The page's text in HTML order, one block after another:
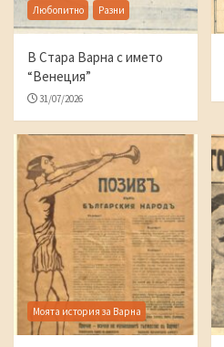
Любопитно Разни
В Стара Варна с името
“Венеция”
31/07/2026
Моята история за Варна